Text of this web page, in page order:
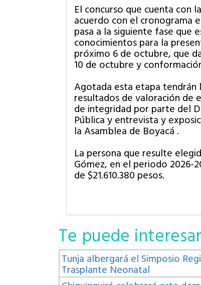
El concurso que cuenta con
acuerdo con el cronograma
pasa a la siguiente fase que
conocimientos para la
próximo 6 de octubre, que
10 de octubre y
Agotada esta etapa tendrán
resultados de valoración de
de integridad por parte del
Pública y entrevista y
la Asamblea de Boyacá .
La persona que resulte
Gómez, en el periodo 2026-
de $21.610.380 pesos.
Te puede
Tunja albergará el Simposio
Trasplante Neonatal